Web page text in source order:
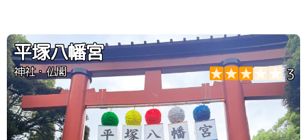
平塚八幡宮
神社・仏閣 3